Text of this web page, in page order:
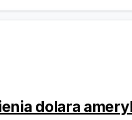
dolara